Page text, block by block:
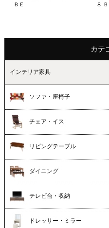
ＢＥ
８ Ｂ
カテ
インテリア家具
ソファ・座椅子
チェア・イス
リビングテーブル
ダイニング
テレビ台・収納
ドレッサー・ミラー